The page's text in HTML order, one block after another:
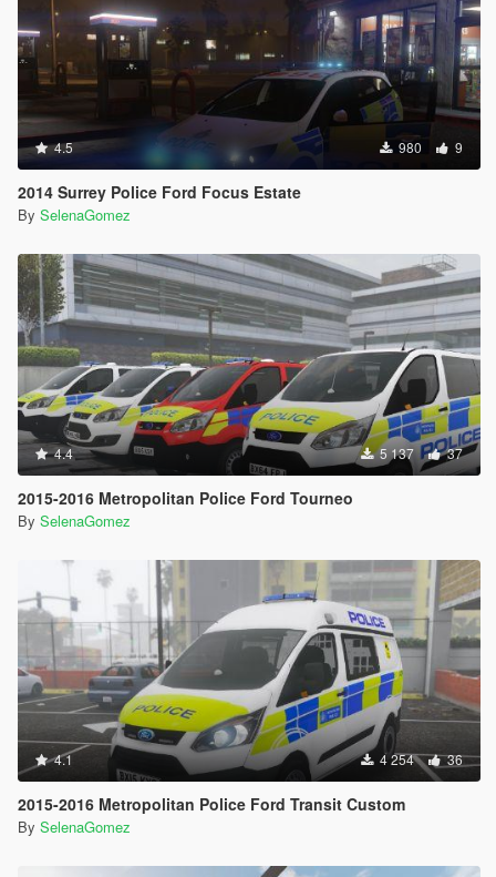
4.5 980 9
2014 Surrey Police Ford Focus Estate
By SelenaGomez
4.4 5 137 37
2015-2016 Metropolitan Police Ford Tourneo
By SelenaGomez
4.1 4 254 36
2015-2016 Metropolitan Police Ford Transit Custom
By SelenaGomez